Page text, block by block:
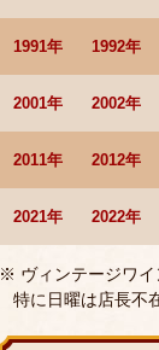
1991年 1992年
2001年 2002年
2011年 2012年
2021年 2022年
※ ヴィンテージワイ
特に日曜は店長不